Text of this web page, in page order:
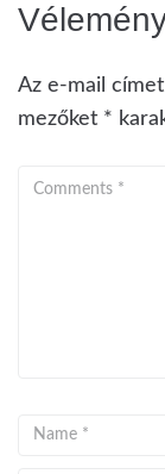
Az e-mail
mezőket *